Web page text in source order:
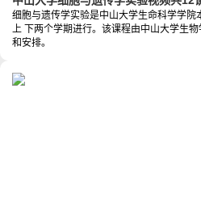
细胞与遗传学实验是中山大学生命科学学
上 下两个学期进行。该课程由中山大学生
和安排。